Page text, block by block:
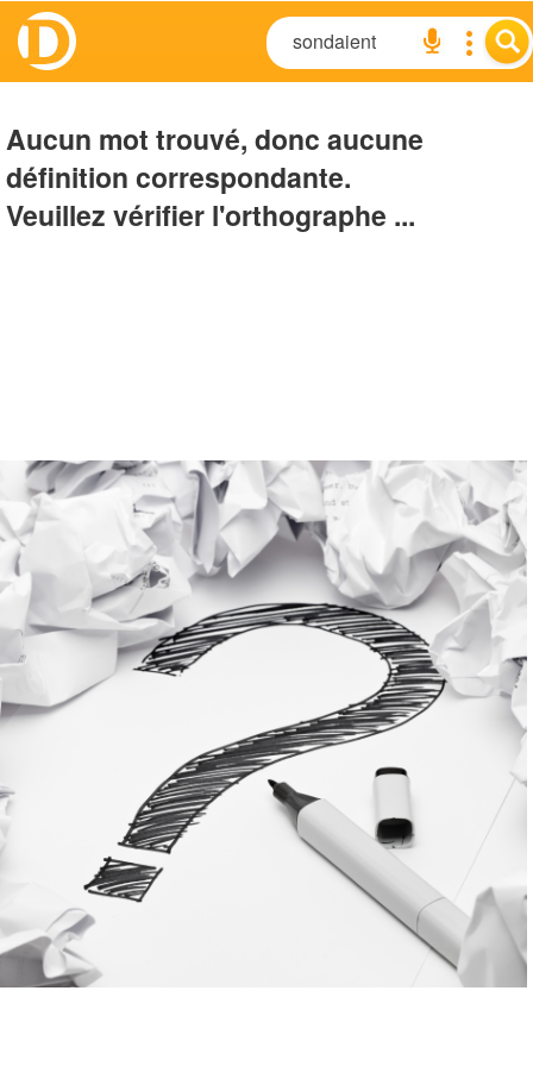
Aucun mot trouvé, donc aucune
définition correspondante.
Veuillez vérifier l'orthographe ...